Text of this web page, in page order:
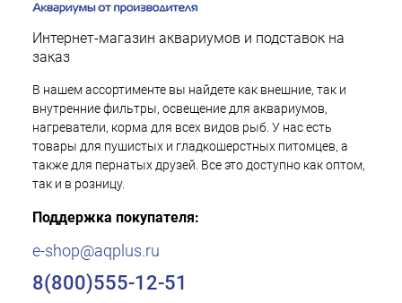
Интернет-магазин аквариумов и подставок на
заказ
В нашем ассортименте вы найдете как внешние, так и
внутренние фильтры, освещение для аквариумов,
нагреватели, корма для всех видов рыб. У нас есть
товары для пушистых и гладкошерстных питомцев, а
также для пернатых друзей. Все это доступно как оптом,
так и в розницу.
Поддержка покупателя:
e-shop@aqplus.ru
8(800)555-12-51